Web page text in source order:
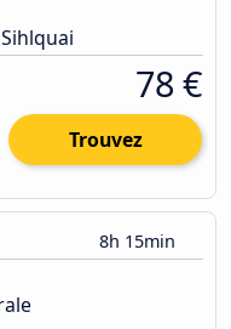
78 €
Trouvez
8h 15min